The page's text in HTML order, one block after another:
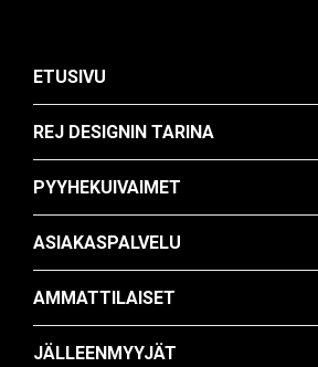
FI EN
ETUSIVU
REJ DESIGNIN TARINA
PYYHEKUIVAIMET
ASIAKASPALVELU
AMMATTILAISET
JÄLLEENMYYJÄT